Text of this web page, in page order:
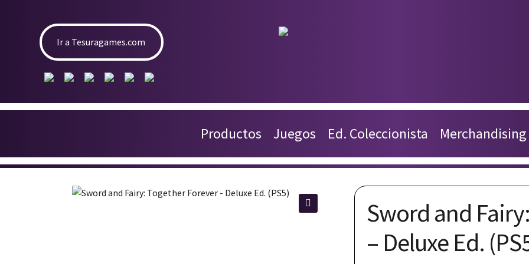
Ir a Tesuragames.com
Productos Juegos Ed. Coleccionista Merchandising
Sword and
– Deluxe Ed.
Juegos
Ed. Coleccionista
Merchandising
Contacto